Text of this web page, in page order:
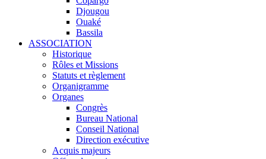
Djougou
Ouaké
Bassila
ASSOCIATION
Historique
Rôles et Missions
Statuts et règlement
Organigramme
Organes
Congrès
Bureau National
Conseil National
Direction exécutive
Acquis majeurs